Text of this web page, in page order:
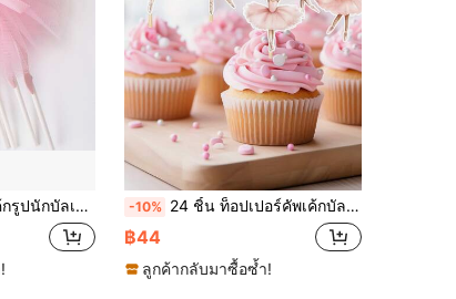
ของตกแต่งโต๊ะของหวานงานวันเกิด -10% 24 ชิ้น ท็อปเปอร์คัพเค้กบัลเลต์สีชมพู, ของตกแต่งเค้กธีม Swan Lake สีน้ำ, ของตกแต่งบัลเลต์ Tutu, เหมาะสำหรับงานปาร์ตี้, งานฉลองแต่งงาน, อุปกรณ์ประกอบฉากถ่ายภาพเค้ก
฿44
ลูกค้ากลับมาซื้อซ้ำ!